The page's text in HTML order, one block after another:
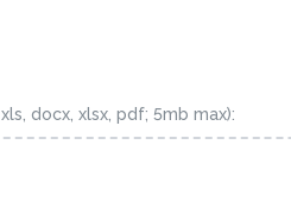
docx, xlsx, pdf; 5mb max):